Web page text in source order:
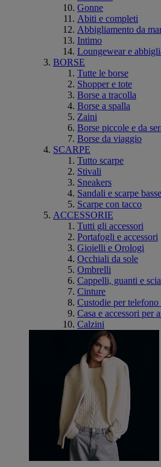
Gonne
Abiti e completi
Abbigliamento da
Intimo
Loungewear e
BORSE
Tutte le borse
Shopper e tote
Borse a tracolla
Borse a spalla
Zaini
Borse piccole e da
Borse da viaggio
SCARPE
Tutto scarpe
Stivali
Sneakers
Sandali e scarpe basse
Scarpe con tacco
ACCESSORIE
Tutti gli accessori
Portafogli e accessori
Gioielli e Orologi
Occhiali da sole
Ombrelli
Cappelli, guanti e
Cinture
Custodie per telefono
Casa e accessori per
Calzini